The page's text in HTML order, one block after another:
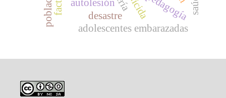
adolescentes embarazadas
autolesión
desastre